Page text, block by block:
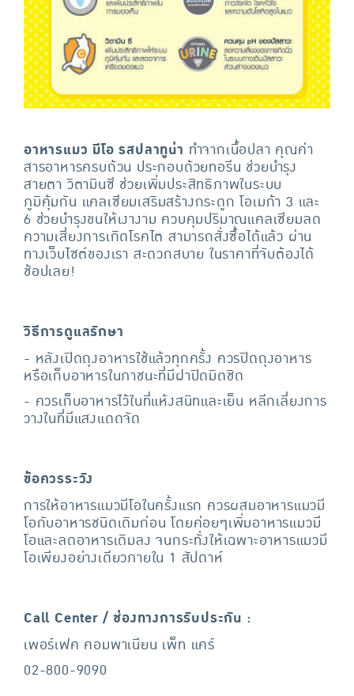
อาหารแมว มีโอ รสปลาทูน่า ทำจากเนื้อปลา คุณค่า
สารอาหารครบถ้วน ประกอบด้วยทอรีน ช่วยบำรุง
สายตา วิตามินซี ช่วยเพิ่มประสิทธิภาพในระบบ
ภูมิคุ้มกัน แคลเซียมเสริมสร้างกระดูก โอเมก้า 3 และ
6 ช่วยบำรุงขนให้เงางาม ควบคุมปริมาณแคลเซียมลด
ความเสี่ยงการเกิดโรคไต สามารถสั่งซื้อได้แล้ว ผ่าน
ทางเว็บไซต์ของเรา สะดวกสบาย ในราคาที่จับต้องได้
ช้อปเลย!
วิธีการดูแลรักษา
- หลังเปิดถุงอาหารใช้แล้วทุกครั้ง ควรปิดถุงอาหาร
หรือเก็บอาหารในภาชนะที่มีฝาปิดมิดชิด
- ควรเก็บอาหารไว้ในที่แห้งสนิทและเย็น หลีกเลี่ยงการ
วางในที่มีแสงแดดจัด
ข้อควรระวัง
การให้อาหารแมวมีโอในครั้งแรก ควรผสมอาหารแมวมี
โอกับอาหารชนิดเดิมก่อน โดยค่อยๆเพิ่มอาหารแมวมี
โอและลดอาหารเดิมลง จนกระทั่งให้เฉพาะอาหารแมวมี
โอเพียงอย่างเดียวภายใน 1 สัปดาห์
Call Center / ช่องทางการรับประกัน :
เพอร์เฟค คอมพาเนียน เพ็ท แคร์
02-800-9090